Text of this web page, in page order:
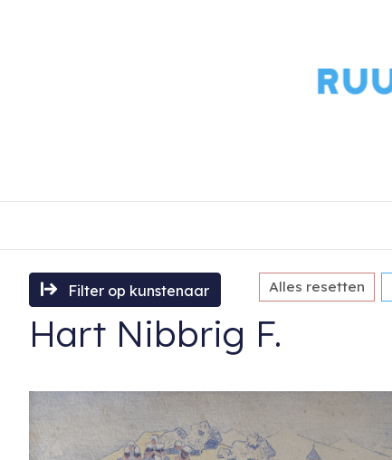
Filter op kunstenaar Alles resetten
Hart Nibbrig F.